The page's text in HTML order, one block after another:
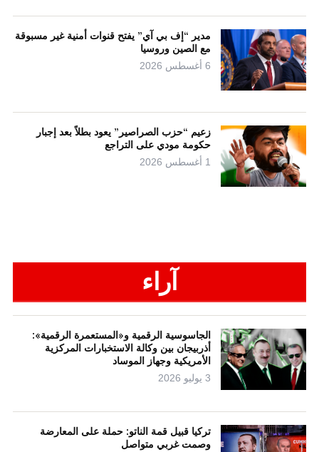
مدير “إف بي آي” يفتح قنوات أمنية غير مسبوقة
مع الصين وروسيا
6 أغسطس 2026
زعيم “حزب الصراصير” يعود بطلاً بعد إجبار
حكومة مودي على التراجع
1 أغسطس 2026
آراء
الجاسوسية الرقمية و«المستعمرة الرقمية»:
أذربيجان بين وكالة الاستخبارات المركزية
الأمريكية وجهاز الموساد
3 يوليو 2026
تركيا قبيل قمة الناتو: حملة على المعارضة
وصمت غربي متواصل